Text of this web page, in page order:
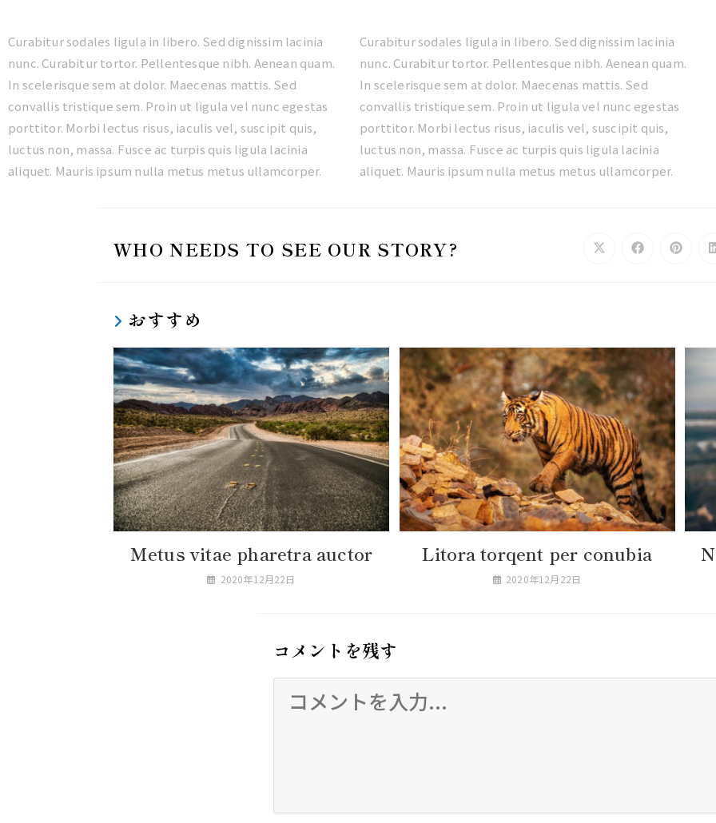
Curabitur sodales ligula in libero. Sed dignissim lacinia
nunc. Curabitur tortor. Pellentesque nibh. Aenean quam.
In scelerisque sem at dolor. Maecenas mattis. Sed
convallis tristique sem. Proin ut ligula vel nunc egestas
porttitor. Morbi lectus risus, iaculis vel, suscipit quis,
luctus non, massa. Fusce ac turpis quis ligula lacinia
aliquet. Mauris ipsum nulla metus metus ullamcorper.
Curabitur sodales ligula in libero. Sed dignissim lacinia
nunc. Curabitur tortor. Pellentesque nibh. Aenean quam.
In scelerisque sem at dolor. Maecenas mattis. Sed
convallis tristique sem. Proin ut ligula vel nunc egestas
porttitor. Morbi lectus risus, iaculis vel, suscipit quis,
luctus non, massa. Fusce ac turpis quis ligula lacinia
aliquet. Mauris ipsum nulla metus metus ullamcorper.
WHO NEEDS TO SEE OUR STORY?
おすすめ
Metus vitae pharetra auctor
2020年12月22日
Litora torqent per conubia
2020年12月22日
コメントを残す